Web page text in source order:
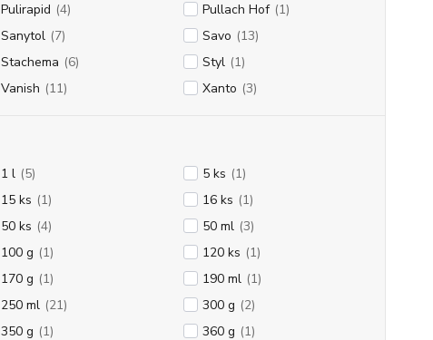
Pulirapid (4) Pullach Hof (1)
Sanytol (7) Savo (13)
Stachema (6) Styl (1)
Vanish (11) Xanto (3)
1 l (5) 5 ks (1)
15 ks (1) 16 ks (1)
50 ks (4) 50 ml (3)
100 g (1) 120 ks (1)
170 g (1) 190 ml (1)
250 ml (21) 300 g (2)
350 g (1) 360 g (1)